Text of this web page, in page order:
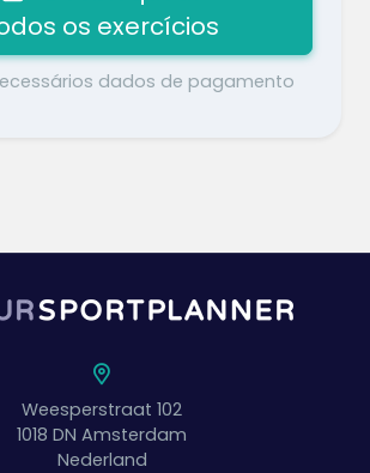
os exercícios
dados de pagamento
Weesperstraat 102
1018 DN Amsterdam
Nederland